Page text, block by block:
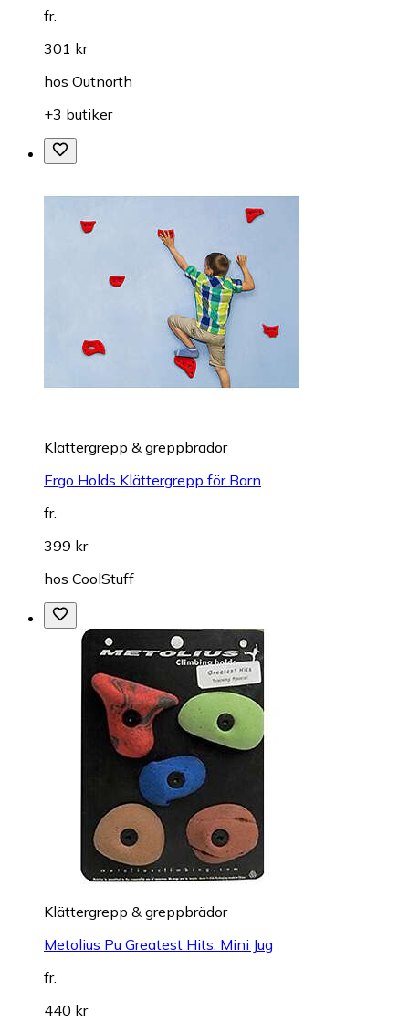
fr.
301 kr
hos Outnorth
+3 butiker
Klättergrepp & greppbrädor
Ergo Holds Klättergrepp för Barn
fr.
399 kr
hos CoolStuff
Klättergrepp & greppbrädor
Metolius Pu Greatest Hits: Mini Jug
fr.
440 kr